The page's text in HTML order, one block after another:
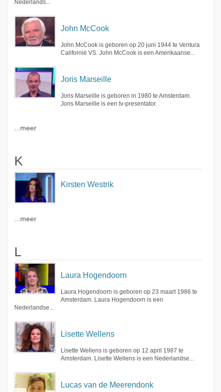
Nederlands...
John McCook
John McCook is geboren op 20 juni 1944 te Ventura
Californië VS. John McCook is een Amerikaanse...
Joris Marseille
Joris Marseille is geboren in 1980 te Amsterdam.
Joris Marseille is een tv-presentator.
...meer
K
Kirsten Westrik
...meer
L
Laura Hogendoorn
Laura Hogendoorn is geboren op 23 maart 1986 te
Amsterdam. Laura Hogendoorn is een
Nederlandse...
Lisette Wellens
Lisette Wellens is geboren op 12 april 1987 te
Amsterdam. Lisette Wellens is een Nederlandse...
Lucas van de Meerendonk